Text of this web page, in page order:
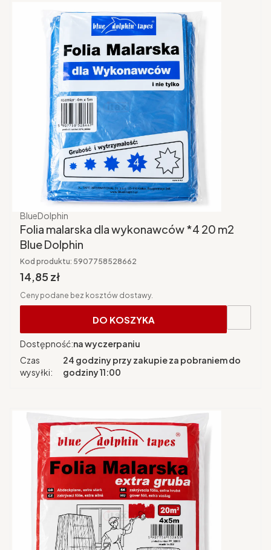
Producent
BlueDolphin
Folia malarska dla wykonawców *4 20 m2
Blue Dolphin
Kod produktu: 5907758528662
Cena brutto
14,85 zł
Ceny podane bez kosztów dostawy.
DO KOSZYKA
Dostępność:na wyczerpaniu
Czas
wysyłki:
24 godziny przy zakupie za pobraniem do
godziny 11:00